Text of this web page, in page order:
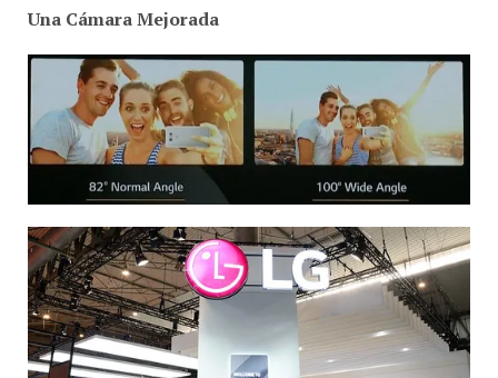
Una Cámara Mejorada